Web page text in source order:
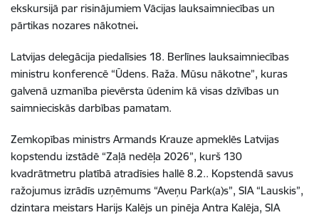
ekskursijā par risinājumiem Vācijas lauksaimniecības un
pārtikas nozares nākotnei.
Latvijas delegācija piedalīsies 18. Berlīnes lauksaimniecības
ministru konferencē “Ūdens. Raža. Mūsu nākotne”, kuras
galvenā uzmanība pievērsta ūdenim kā visas dzīvības un
saimnieciskās darbības pamatam.
Zemkopības ministrs Armands Krauze apmeklēs Latvijas
kopstendu izstādē “Zaļā nedēļa 2026”, kurš 130
kvadrātmetru platībā atradīsies hallē 8.2.. Kopstendā savus
ražojumus izrādīs uzņēmums “Aveņu Park(a)s”, SIA “Lauskis”,
dzintara meistars Harijs Kalējs un pinēja Antra Kalēja, SIA